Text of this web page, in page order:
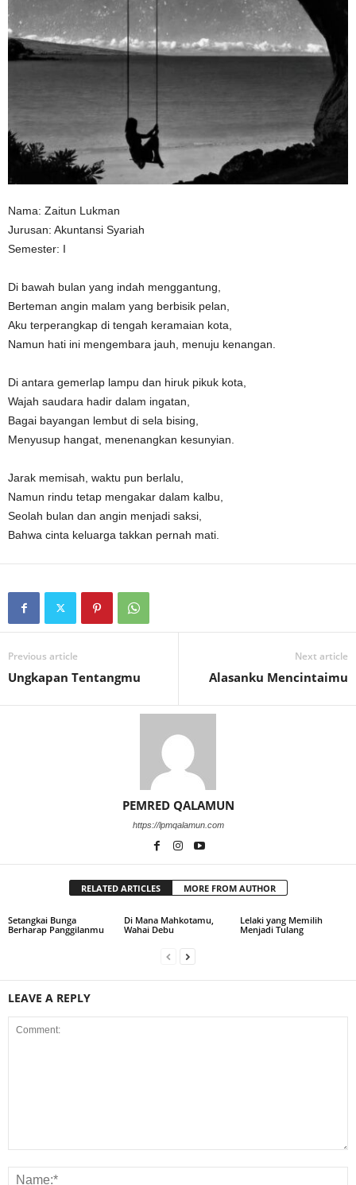
Nama: Zaitun Lukman
Jurusan: Akuntansi Syariah
Semester: I
Di bawah bulan yang indah menggantung,
Berteman angin malam yang berbisik pelan,
Aku terperangkap di tengah keramaian kota,
Namun hati ini mengembara jauh, menuju kenangan.
Di antara gemerlap lampu dan hiruk pikuk kota,
Wajah saudara hadir dalam ingatan,
Bagai bayangan lembut di sela bising,
Menyusup hangat, menenangkan kesunyian.
Jarak memisah, waktu pun berlalu,
Namun rindu tetap mengakar dalam kalbu,
Seolah bulan dan angin menjadi saksi,
Bahwa cinta keluarga takkan pernah mati.
Previous article
Ungkapan Tentangmu
Next article
Alasanku Mencintaimu
PEMRED QALAMUN
https://lpmqalamun.com
RELATED ARTICLES MORE FROM AUTHOR
Setangkai Bunga
Berharap Panggilanmu
Di Mana Mahkotamu,
Wahai Debu
Lelaki yang Memilih
Menjadi Tulang
LEAVE A REPLY